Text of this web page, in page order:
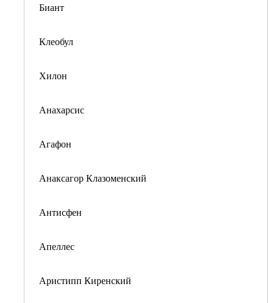
Биант
Клеобул
Хилон
Анахарсис
Агафон
Анаксагор Клазоменский
Антисфен
Апеллес
Аристипп Киренский